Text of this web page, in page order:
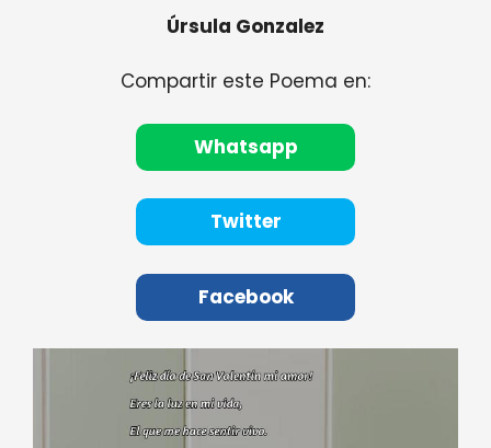
Úrsula Gonzalez
Compartir este Poema en:
Whatsapp
Twitter
Facebook